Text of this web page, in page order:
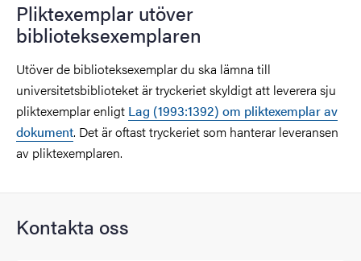
Pliktexemplar utöver
biblioteksexemplaren
Utöver de biblioteksexemplar du ska lämna till
universitetsbiblioteket är tryckeriet skyldigt att leverera sju
pliktexemplar enligt Lag (1993:1392) om pliktexemplar av
dokument. Det är oftast tryckeriet som hanterar leveransen
av pliktexemplaren.
Kontakta oss